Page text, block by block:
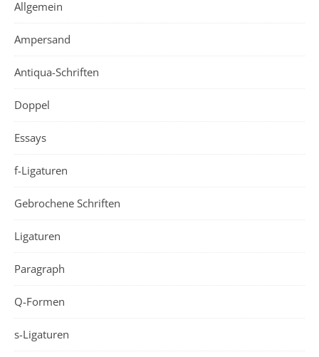
Allgemein
Ampersand
Antiqua-Schriften
Doppel
Essays
f-Ligaturen
Gebrochene Schriften
Ligaturen
Paragraph
Q-Formen
s-Ligaturen